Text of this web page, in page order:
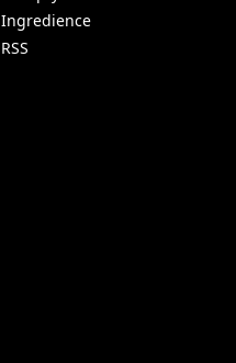
Ingredience
RSS